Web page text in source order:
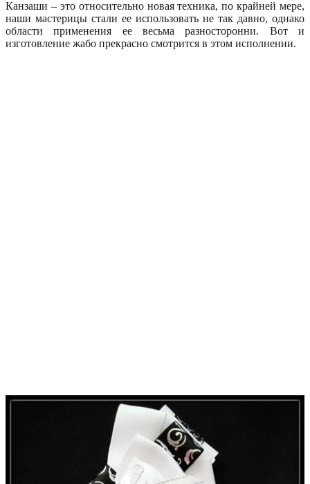
Канзаши – это относительно новая техника, по крайней мере,
наши мастерицы стали ее использовать не так давно, однако
области применения ее весьма разносторонни. Вот и
изготовление жабо прекрасно смотрится в этом исполнении.